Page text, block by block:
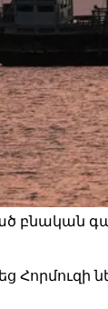
բնական